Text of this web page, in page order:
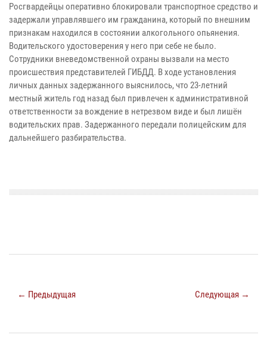
Росгвардейцы оперативно блокировали транспортное средство и
задержали управлявшего им гражданина, который по внешним
признакам находился в состоянии алкогольного опьянения.
Водительского удостоверения у него при себе не было.
Сотрудники вневедомственной охраны вызвали на место
происшествия представителей ГИБДД. В ходе установления
личных данных задержанного выяснилось, что 23-летний
местный житель год назад был привлечен к административной
ответственности за вождение в нетрезвом виде и был лишён
водительских прав. Задержанного передали полицейским для
дальнейшего разбирательства.
← Предыдущая Следующая →